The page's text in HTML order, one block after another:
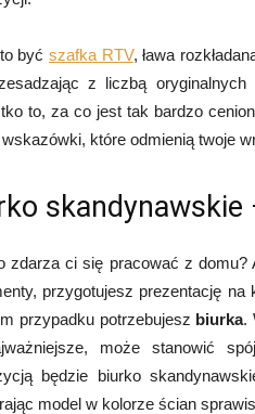
byćszafka RTV, ława
z liczbą
to, za co jest tak bardzo
które odmienią twoje
zdarza ci się pracować z domu?
przygotujesz prezentację
przypadku potrzebujesz biurka.
może stanowić
będzie biurko
model w kolorze ścian